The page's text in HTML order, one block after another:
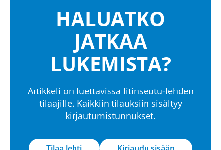
HALUATKO
JATKAA
LUKEMISTA?
Artikkeli on luettavissa Iitinseutu-lehden
tilaajille. Kaikkiin tilauksiin sisältyy
kirjautumistunnukset.